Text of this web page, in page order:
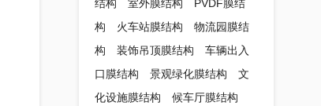
结构
室外膜结构
PVDF膜结
构
火车站膜结构
物流园膜结
构
装饰吊顶膜结构
车辆出入
口膜结构
景观绿化膜结构
文
化设施膜结构
候车厅膜结构